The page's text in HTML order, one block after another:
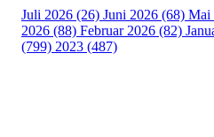
Juli 2026 (26) Juni 2026 (68) Mai
2026 (88) Februar 2026 (82)
(799) 2023 (487)